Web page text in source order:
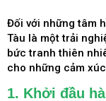
Đối với những tâm
Tàu là một trải
bức tranh thiên
cho những cảm
1. Khởi đầu